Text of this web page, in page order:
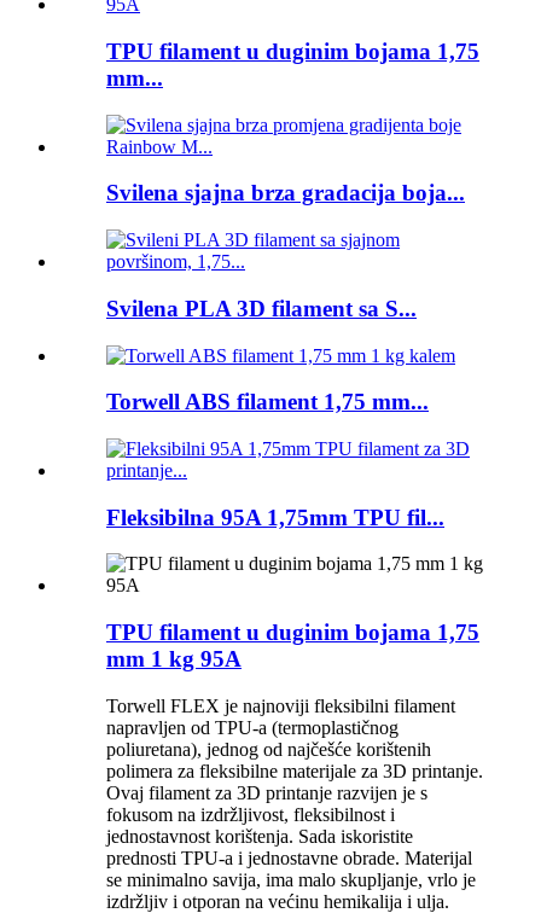
TPU filament u duginim bojama 1,75
mm...
Svilena sjajna brza gradacija boja...
Svilena PLA 3D filament sa S...
Torwell ABS filament 1,75 mm...
Fleksibilna 95A 1,75mm TPU fil...
TPU filament u duginim bojama 1,75
mm 1 kg 95A
Torwell FLEX je najnoviji fleksibilni filament
napravljen od TPU-a (termoplastičnog
poliuretana), jednog od najčešće korištenih
polimera za fleksibilne materijale za 3D printanje.
Ovaj filament za 3D printanje razvijen je s
fokusom na izdržljivost, fleksibilnost i
jednostavnost korištenja. Sada iskoristite
prednosti TPU-a i jednostavne obrade. Materijal
se minimalno savija, ima malo skupljanje, vrlo je
izdržljiv i otporan na većinu hemikalija i ulja.